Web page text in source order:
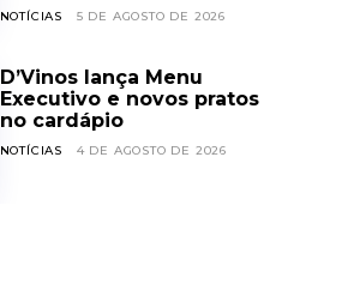
NOTÍCIAS 5 DE AGOSTO DE 2026
D’Vinos lança Menu
Executivo e novos pratos
no cardápio
NOTÍCIAS 4 DE AGOSTO DE 2026